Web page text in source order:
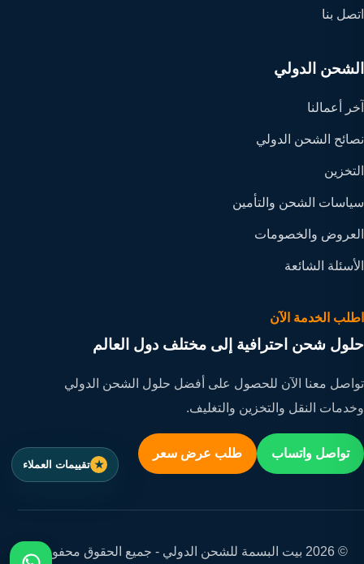
اتصل بنا
الشحن الدولي
آخر أعمالنا
نصائح الشحن الدولي
التخزين
سياسات الشحن والتأمين
العروض والخصومات
الأسئلة الشائعة
اطلب الخدمة الآن
حلول شحن احترافية إلى مختلف دول العالم
تواصل معنا الآن للحصول على أفضل حلول الشحن الدولي
وخدمات النقل والتخزين والتغليف.
تواصل واتساب طلب عرض سعر
© 2026 بيت البسمة للشحن الدولي - جميع الحقوق محفوظة
تقييمات العملاء